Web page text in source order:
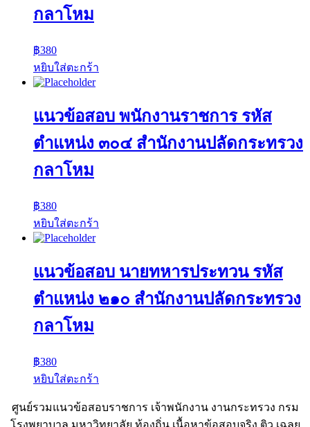
กลาโหม
฿380
หยิบใส่ตะกร้า
แนวข้อสอบ พนักงานราชการ รหัส
ตำแหน่ง ๓๐๔ สำนักงานปลัดกระทรวง
กลาโหม
฿380
หยิบใส่ตะกร้า
แนวข้อสอบ นายทหารประทวน รหัส
ตำแหน่ง ๒๑๐ สำนักงานปลัดกระทรวง
กลาโหม
฿380
หยิบใส่ตะกร้า
ศูนย์รวมแนวข้อสอบราชการ เจ้าพนักงาน งานกระทรวง กรม
โรงพยาบาล มหาวิทยาลัย ท้องถิ่น เนื้อหาข้อสอบจริง ติว เฉลย